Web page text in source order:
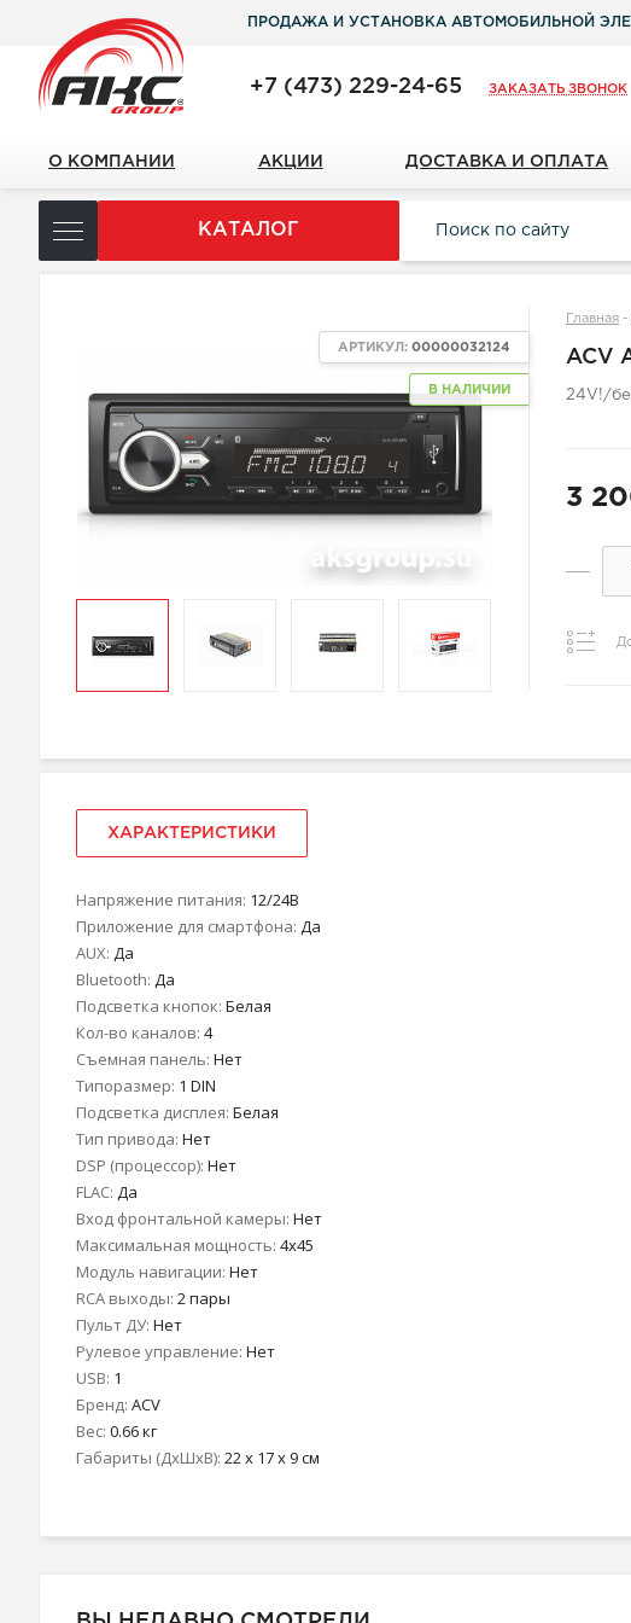
ПРОДАЖА И УСТАНОВКА АВТОМОБИЛЬНОЙ
+7 (473) 229-24-65 ЗАКАЗАТЬ ЗВОНОК
О КОМПАНИИ АКЦИИ ДОСТАВКА И ОПЛАТА
КАТАЛОГ
В НАЛИЧИИ
АРТИКУЛ:00000032124
Главная -
ACV
24V!/
3
ХАРАКТЕРИСТИКИ
Напряжение питания: 12/24В
Приложение для смартфона: Да
AUX: Да
Bluetooth: Да
Подсветка кнопок: Белая
Кол-во каналов: 4
Съемная панель: Нет
Типоразмер: 1 DIN
Подсветка дисплея: Белая
Тип привода: Нет
DSP (процессор): Нет
FLAC: Да
Вход фронтальной камеры: Нет
Максимальная мощность: 4x45
Модуль навигации: Нет
RCA выходы: 2 пары
Пульт ДУ: Нет
Рулевое управление: Нет
USB: 1
Бренд: ACV
Вес: 0.66 кг
Габариты (ДхШхВ): 22 x 17 x 9 см